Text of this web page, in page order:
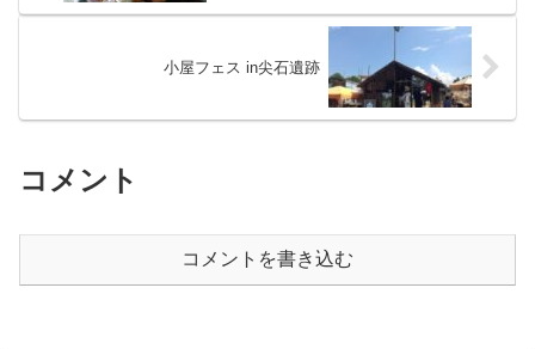
小屋フェス in尖石遺跡
コメント
コメントを書き込む